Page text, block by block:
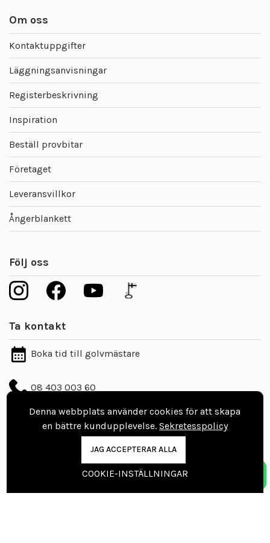
Om oss
Kontaktuppgifter
Läggningsanvisningar
Registerbeskrivning
Inspiration
Beställ provbitar
Företaget
Leveransvillkor
Ångerblankett
Följ oss
Ta kontakt
Boka tid till golvmästare
08 403 003 60
info@vinylgolvbutiken.se
Kontaktuppgifter
Pajakuja 7, 62100 Lapua
Denna webbplats använder cookies för att skapa
en bättre kundupplevelse. Sekretesspolicy
JAG ACCEPTERAR ALLA
COOKIE-INSTÄLLNINGAR